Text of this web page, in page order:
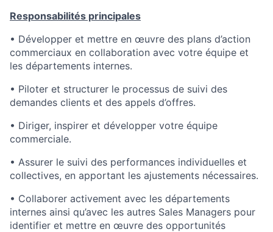
Responsabilités principales
• Développer et mettre en œuvre des plans d’action
commerciaux en collaboration avec votre équipe et
les départements internes.
• Piloter et structurer le processus de suivi des
demandes clients et des appels d’offres.
• Diriger, inspirer et développer votre équipe
commerciale.
• Assurer le suivi des performances individuelles et
collectives, en apportant les ajustements nécessaires.
• Collaborer activement avec les départements
internes ainsi qu’avec les autres Sales Managers pour
identifier et mettre en œuvre des opportunités